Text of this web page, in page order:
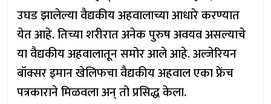
उघड झालेल्या वैद्यकीय अहवालाच्या आधारे करण्यात
येत आहे. तिच्या शरीरात अनेक पुरुष अवयव असल्याचे
या वैद्यकीय अहवालातून समोर आले आहे. अल्जेरियन
बॉक्सर इमान खेलिफचा वैद्यकीय अहवाल एका फ्रेंच
पत्रकाराने मिळवला अन् तो प्रसिद्ध केला.